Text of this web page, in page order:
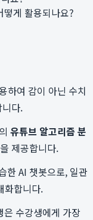
게 활용되나요?
하여 감이 아닌 수치
다.
유튜브 알고리즘 분
제공합니다.
한 AI 챗봇으로, 일관
화합니다.
은 수강생에게 가장